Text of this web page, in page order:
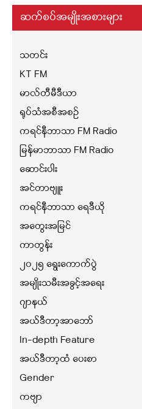
ဆက်စပ်အမျိုးအစားများ
သတင်း
KT FM
မာလ်တီမီဒီယာ
ရုပ်သံအစီအစဉ်
ကရင်နီဘာသာ FM Radio
မြန်မာဘာသာ FM Radio
ဆောင်းပါး
အင်တာဗျူး
ကရင်နီဘာသာ ရေဒီယို
အတွေးအမြင်
ကာတွန်း
၂၀၂၅ ရွေးကောက်ပွဲ
အမျိုးသမီးအခွင့်အရေး
ဂျာနယ်
အယ်ဒီတာ့အာဘော်
In-depth Feature
အယ်ဒီတာ့ထံ ပေးစာ
Gender
ကဗျာ